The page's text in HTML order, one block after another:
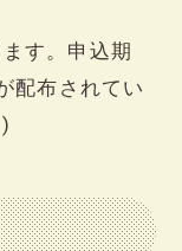
す。申込期
配布されてい